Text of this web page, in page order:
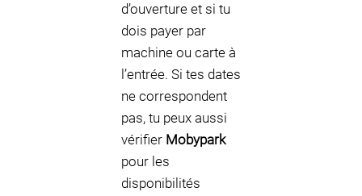
d’ouverture et si tu
dois payer par
machine ou carte à
l’entrée. Si tes dates
ne correspondent
pas, tu peux aussi
vérifier Mobypark
pour les
disponibilités